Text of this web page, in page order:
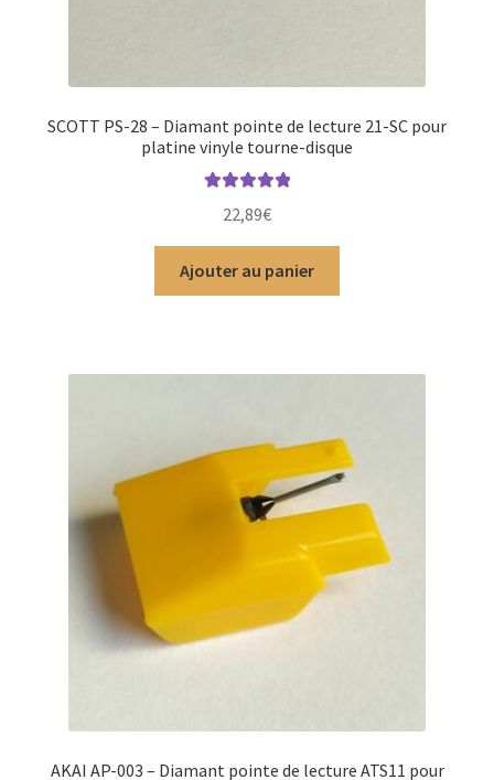
SCOTT PS-28 – Diamant pointe de lecture 21-SC pour
platine vinyle tourne-disque
5
22,89€
Ajouter au panier
AKAI AP-003 – Diamant pointe de lecture ATS11 pour